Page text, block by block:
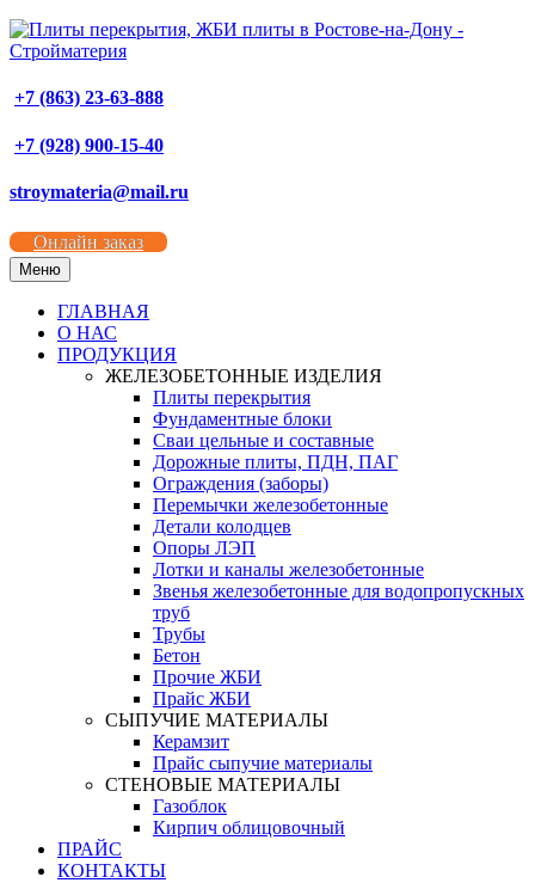
+7 (863) 23-63-888
+7 (928) 900-15-40
stroymateria@mail.ru
Онлайн заказ
Меню
ГЛАВНАЯ
О НАС
ПРОДУКЦИЯ
ЖЕЛЕЗОБЕТОННЫЕ ИЗДЕЛИЯ
Плиты перекрытия
Фундаментные блоки
Сваи цельные и составные
Дорожные плиты, ПДН, ПАГ
Ограждения (заборы)
Перемычки железобетонные
Детали колодцев
Опоры ЛЭП
Лотки и каналы железобетонные
Звенья железобетонные для водопропускных
труб
Трубы
Бетон
Прочие ЖБИ
Прайс ЖБИ
СЫПУЧИЕ МАТЕРИАЛЫ
Керамзит
Прайс сыпучие материалы
СТЕНОВЫЕ МАТЕРИАЛЫ
Газоблок
Кирпич облицовочный
ПРАЙС
КОНТАКТЫ